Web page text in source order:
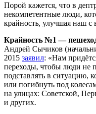
Порой кажется, что в
некомпетентные люди,
крайность, улучшая наш с
Крайность №1 —
Андрей Сычиков
2015 заявил: «Нам
переходы, чтобы люди не
подставлять в ситуацию,
или погибнуть под
на улицах: Советской,
и других.